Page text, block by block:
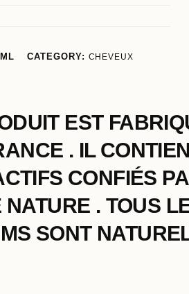
CATEGORY: CHEVEUX
EST
. IL
CONFIÉS
NATURE . TOUS
SONT